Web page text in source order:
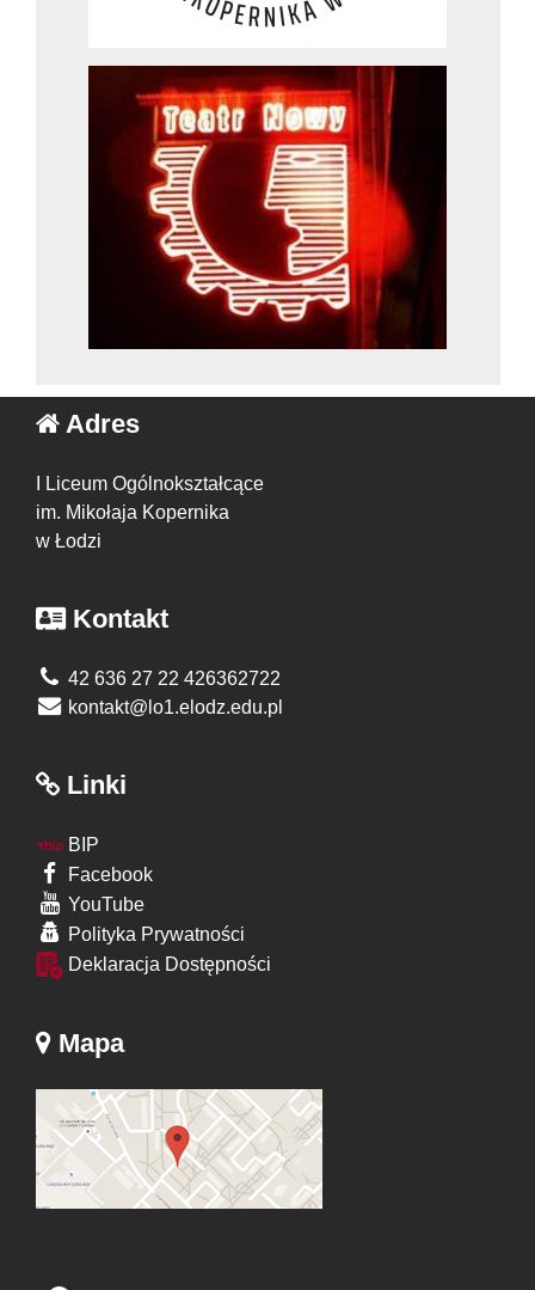
Adres
I Liceum Ogólnokształcące
im. Mikołaja Kopernika
w Łodzi
Kontakt
42 636 27 22 426362722
kontakt@lo1.elodz.edu.pl
Linki
BIP
Facebook
YouTube
Polityka Prywatności
Deklaracja Dostępności
Mapa